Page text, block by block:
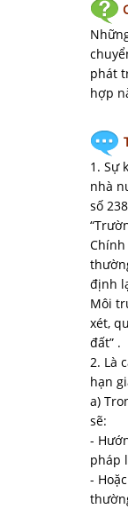
phát
hợp
1. Sự
nhà
số
định
Môi
xét,
đất” .
2. Là
hạn
a)
sẽ:
-
pháp
-